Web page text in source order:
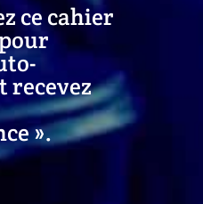
ce cahier
recevez
».